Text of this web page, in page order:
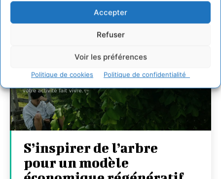
Accepter
Refuser
Voir les préférences
Politique de cookies Politique de confidentialité
S’inspirer de l’arbre
pour un modèle